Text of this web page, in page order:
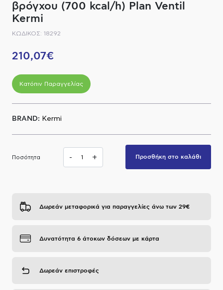
ΕΞΑΡΤΗΜΑΤΑ ΝΤΟΥΣ
ΣΥΣΤΗΜΑΤΑ ΜΠΙΝΤΕ - FLUSH
ΗΛΕΚΤΡΟΝΙΚΕΣ ΜΠΑΤΑΡΙΕΣ
Α.Μ.Ε.Α
βρόγχου (700 kcal/h) Plan Ventil
Kermi
ΚΩΔΙΚΟΣ: 18292
210,07€
Κατόπιν Παραγγελίας
BRAND: Kermi
Ποσότητα - + Προσθήκη στο καλάθι
Δωρεάν μεταφορικά για παραγγελίες άνω των 29€
Δυνατότητα 6 άτοκων δόσεων με κάρτα
Δωρεάν επιστροφές